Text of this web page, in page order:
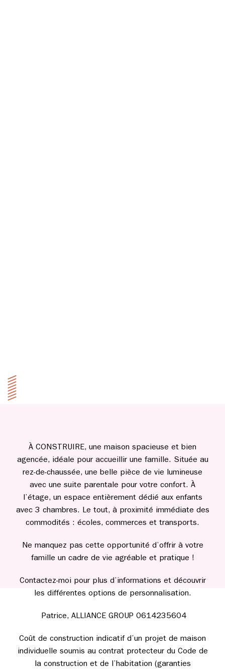
À CONSTRUIRE, une maison spacieuse et bien
agencée, idéale pour accueillir une famille. Située au
rez-de-chaussée, une belle pièce de vie lumineuse
avec une suite parentale pour votre confort. À
l’étage, un espace entièrement dédié aux enfants
avec 3 chambres. Le tout, à proximité immédiate des
commodités : écoles, commerces et transports.
Ne manquez pas cette opportunité d’offrir à votre
famille un cadre de vie agréable et pratique !
Contactez-moi pour plus d’informations et découvrir
les différentes options de personnalisation.
Patrice, ALLIANCE GROUP 0614235604
Coût de construction indicatif d’un projet de maison
individuelle soumis au contrat protecteur du Code de
la construction et de l’habitation (garanties